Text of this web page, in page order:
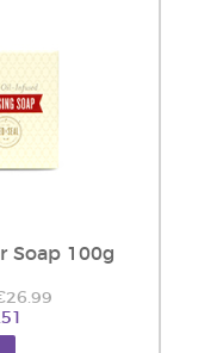
Soap 100g